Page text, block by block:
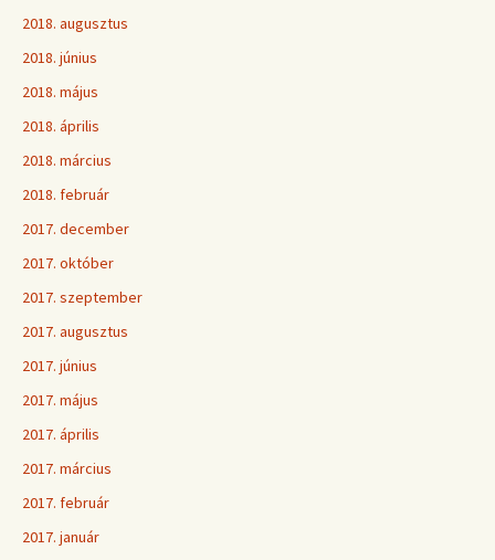
2018. augusztus
2018. június
2018. május
2018. április
2018. március
2018. február
2017. december
2017. október
2017. szeptember
2017. augusztus
2017. június
2017. május
2017. április
2017. március
2017. február
2017. január